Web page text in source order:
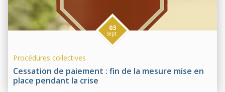
Cessation de paiement : fin de la mesure mise en
place pendant la crise
03
sept.
Procédures collectives